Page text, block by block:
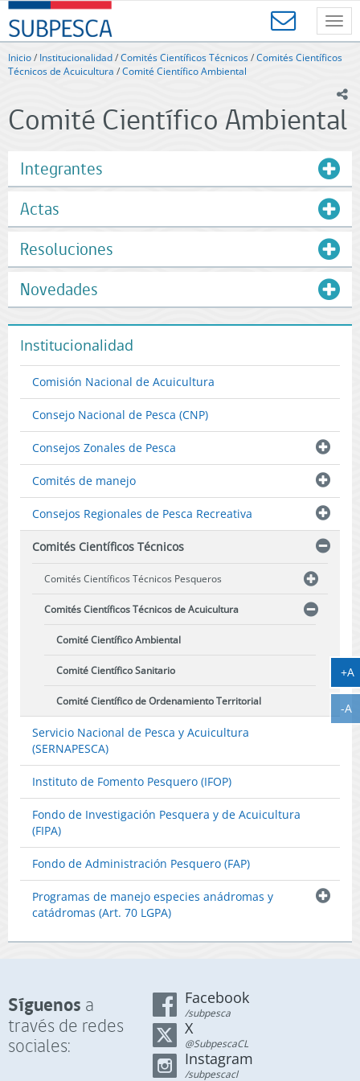
Contenido
principal
SUBPESCA
-
Subsecretaría
de
Acuicultura
-
de
Inicio/ Institucionalidad/Comités Científicos Técnicos/Comités Científicos
Técnicos de Acuicultura /Comité Científico Ambiental
Comité Científico Ambiental
Integrantes
Actas
Resoluciones
Novedades
Institucionalidad
Comisión Nacional de Acuicultura
Consejo Nacional de Pesca (CNP)
Consejos Zonales de Pesca
Comités de manejo
Consejos Regionales de Pesca Recreativa
Comités Científicos Técnicos
Comités Científicos Técnicos Pesqueros
Comités Científicos Técnicos de Acuicultura
Comité Científico Ambiental
Comité Científico Sanitario
Comité Científico de Ordenamiento Territorial
Servicio Nacional de Pesca y Acuicultura
(SERNAPESCA)
Instituto de Fomento Pesquero (IFOP)
Fondo de Investigación Pesquera y de Acuicultura
(FIPA)
Fondo de Administración Pesquero (FAP)
Programas de manejo especies anádromas y
catádromas (Art. 70 LGPA)
Síguenos a
través de redes
sociales:
Facebook
/subpesca
X
@SubpescaCL
Instagram
/subpescacl
+A
-A